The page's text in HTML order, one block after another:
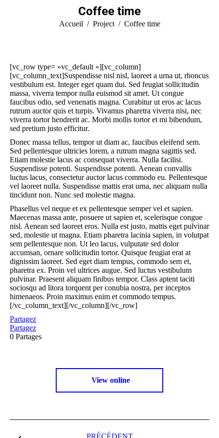
Coffee time
Vous êtes ici :
Accueil Project Coffee time
[vc_row type= »vc_default »][vc_column]
[vc_column_text]Suspendisse nisl nisl, laoreet a urna ut, rhoncus
vestibulum est. Integer eget quam dui. Sed feugiat sollicitudin
massa, viverra tempor nulla euismod sit amet. Ut congue
faucibus odio, sed venenatis magna. Curabitur ut eros ac lacus
rutrum auctor quis et turpis. Vivamus pharetra viverra nisi, nec
viverra tortor hendrerit ac. Morbi mollis tortor et mi bibendum,
sed pretium justo efficitur.
Donec massa tellus, tempor ut diam ac, faucibus eleifend sem.
Sed pellentesque ultricies lorem, a rutrum magna sagittis sed.
Etiam molestie lacus ac consequat viverra. Nulla facilisi.
Suspendisse potenti. Suspendisse potenti. Aenean convallis
luctus lacus, consectetur auctor lacus commodo eu. Pellentesque
vel laoreet nulla. Suspendisse mattis erat urna, nec aliquam nulla
tincidunt non. Nunc sed molestie magna.
Phasellus vel neque et ex pellentesque semper vel et sapien.
Maecenas massa ante, posuere ut sapien et, scelerisque congue
nisl. Aenean sed laoreet eros. Nulla est justo, mattis eget pulvinar
sed, molestie ut magna. Etiam pharetra lacinia sapien, in volutpat
sem pellentesque non. Ut leo lacus, vulputate sed dolor
accumsan, ornare sollicitudin tortor. Quisque feugiat erat at
dignissim laoreet. Sed eget diam tempus, commodo sem et,
pharetra ex. Proin vel ultrices augue. Sed luctus vestibulum
pulvinar. Praesent aliquam finibus tempor. Class aptent taciti
sociosqu ad litora torquent per conubia nostra, per inceptos
himenaeos. Proin maximus enim et commodo tempus.
[/vc_column_text][/vc_column][/vc_row]
Partagez
Partagez
0 Partages
View online
PRÉCÉDENT